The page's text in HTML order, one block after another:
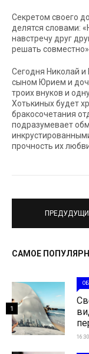
Секретом своего
делятся словами:
навстречу друг
решать совместно».
Сегодня Николай
сыном Юрием и
троих внуков и
Хотькиных будет
бракосочетания
подразумевает
прочность их
САМОЕ
1